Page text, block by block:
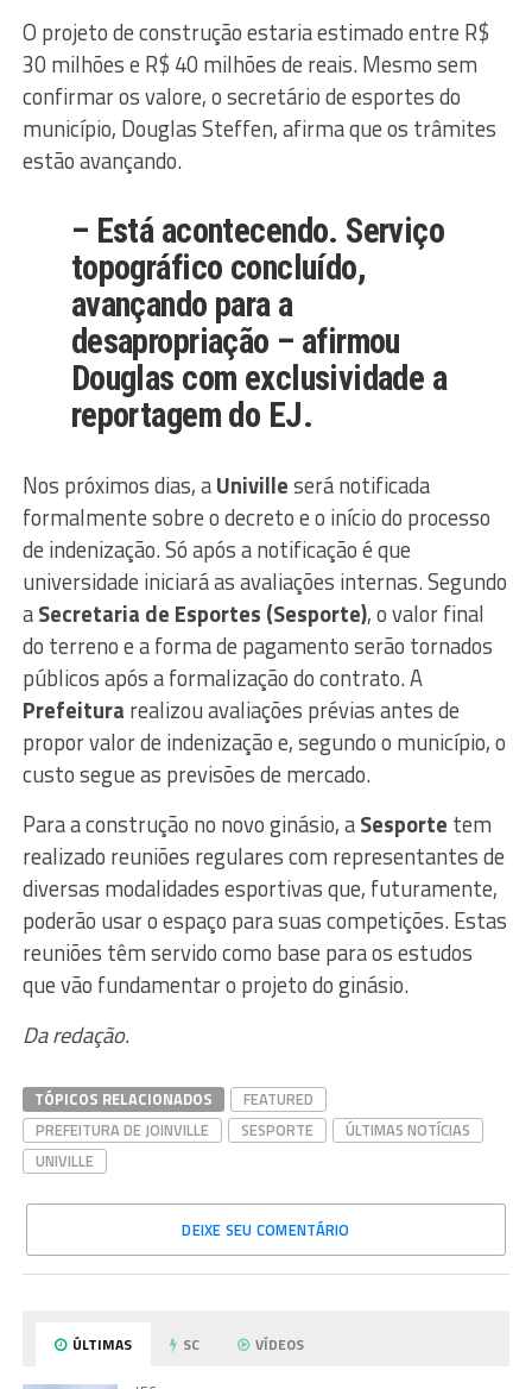
O projeto de construção estaria estimado entre R$
30 milhões e R$ 40 milhões de reais. Mesmo sem
confirmar os valore, o secretário de esportes do
município, Douglas Steffen, afirma que os trâmites
estão avançando.
– Está acontecendo. Serviço
topográfico concluído,
avançando para a
desapropriação – afirmou
Douglas com exclusividade a
reportagem do EJ.
Nos próximos dias, aUnivilleserá notificada
formalmente sobre o decreto e o início do processo
de indenização. Só após a notificação é que
universidade iniciará as avaliações internas. Segundo
aSecretaria de Esportes (Sesporte), o valor final
do terreno e a forma de pagamento serão tornados
públicos após a formalização do contrato. A
Prefeitura realizou avaliações prévias antes de
propor valor de indenização e, segundo o município, o
custo segue as previsões de mercado.
Para a construção no novo ginásio, aSesporte tem
realizado reuniões regulares com representantes de
diversas modalidades esportivas que, futuramente,
poderão usar o espaço para suas competições. Estas
reuniões têm servido como base para os estudos
que vão fundamentar o projeto do ginásio.
Da redação.
TÓPICOS RELACIONADOS
FEATURED
PREFEITURA DE JOINVILLE
SESPORTE
ÚLTIMAS NOTÍCIAS
UNIVILLE
DEIXE SEU COMENTÁRIO
ÚLTIMAS SC VÍDEOS